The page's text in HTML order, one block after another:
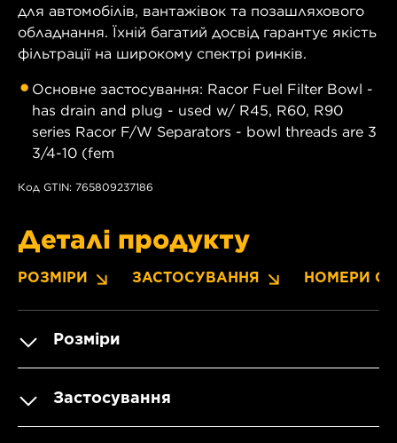
для автомобілів, вантажівок та позашляхового
обладнання. Їхній багатий досвід гарантує якість
фільтрації на широкому спектрі ринків.
Основне застосування: Racor Fuel Filter Bowl -
has drain and plug - used w/ R45, R60, R90
series Racor F/W Separators - bowl threads are 3
3/4-10 (fem
Код GTIN: 765809237186
Деталі продукту
РОЗМІРИ ЗАСТОСУВАННЯ НОМЕРИ OE
Розміри
Застосування